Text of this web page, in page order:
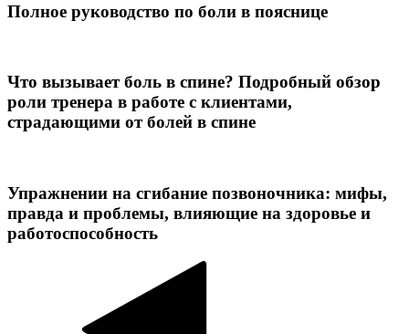
Полное руководство по боли в пояснице
Что вызывает боль в спине? Подробный обзор
роли тренера в работе с клиентами,
страдающими от болей в спине
Упражнении на сгибание позвоночника: мифы,
правда и проблемы, влияющие на здоровье и
работоспособность